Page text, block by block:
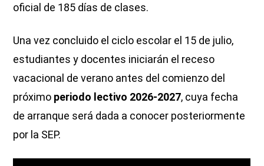
oficial de 185 días de clases.
Una vez concluido el ciclo escolar el 15 de julio,
estudiantes y docentes iniciarán el receso
vacacional de verano antes del comienzo del
próximo periodo lectivo 2026-2027, cuya fecha
de arranque será dada a conocer posteriormente
por la SEP.